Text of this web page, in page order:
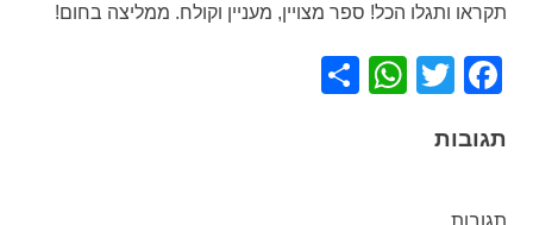
תקראו ותגלו הכל! ספר מצויין, מעניין וקולח. ממליצה בחום!
Facebook
Twitter
WhatsApp
תגובות
תגובות